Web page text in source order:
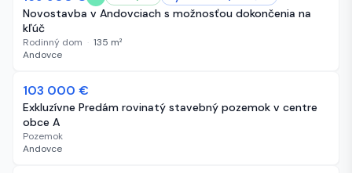
Novostavba v Andovciach s možnosťou dokončenia na
kľúč
Rodinný dom · 135 m²
Andovce
61 dní
103 000 €
Exkluzívne Predám rovinatý stavebný pozemok v centre
obce A
Pozemok
Andovce